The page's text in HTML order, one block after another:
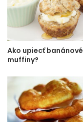
Ako upiecť banánové
muffiny?